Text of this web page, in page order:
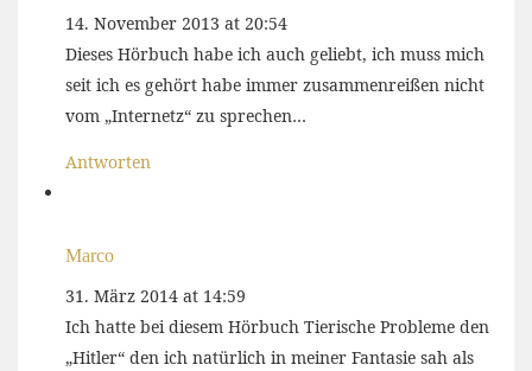
14. November 2013 at 20:54
Dieses Hörbuch habe ich auch geliebt, ich muss mich
seit ich es gehört habe immer zusammenreißen nicht
vom „Internetz“ zu sprechen…
Antworten
Marco
31. März 2014 at 14:59
Ich hatte bei diesem Hörbuch Tierische Probleme den
„Hitler“ den ich natürlich in meiner Fantasie sah als